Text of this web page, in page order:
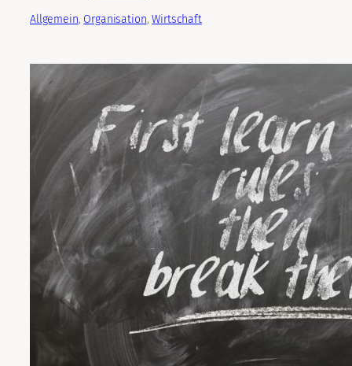
Allgemein, Organisation, Wirtschaft